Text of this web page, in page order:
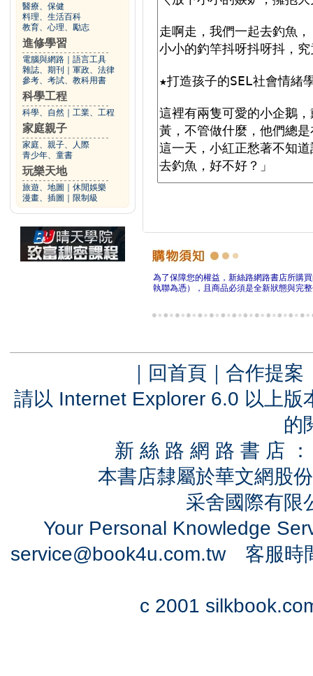
醫療、保健
料理、生活百科
教育、心理、勵志
進修學習
電腦與網路
語言工具
雜誌、期刊
軍政、法律
參考、考試、教科用書
科學工程
科學、自然 工業、工程
家庭親子
家庭、親子、人際
青少年、童書
玩樂天地
旅遊、地圖
休閒娛樂
漫畫、插圖
限制級
為了保障您的權益，新絲路網路書店所購
執聯為憑），且商品必須是全新狀態與完
｜ 回首頁 ｜ 合作提案
請以 Internet Explorer 6.0 以上
的
新 絲 路 網 路 書 店
本書店隸屬於華文網股
采舍國際有
Your Personal Knowledge
service@book4u.com.tw客服時
c 2001